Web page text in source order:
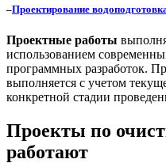
–Проектирование
Проектные работы
использованием
программных разработок.
выполняется с учетом
конкретной стадии
Проекты по
работают